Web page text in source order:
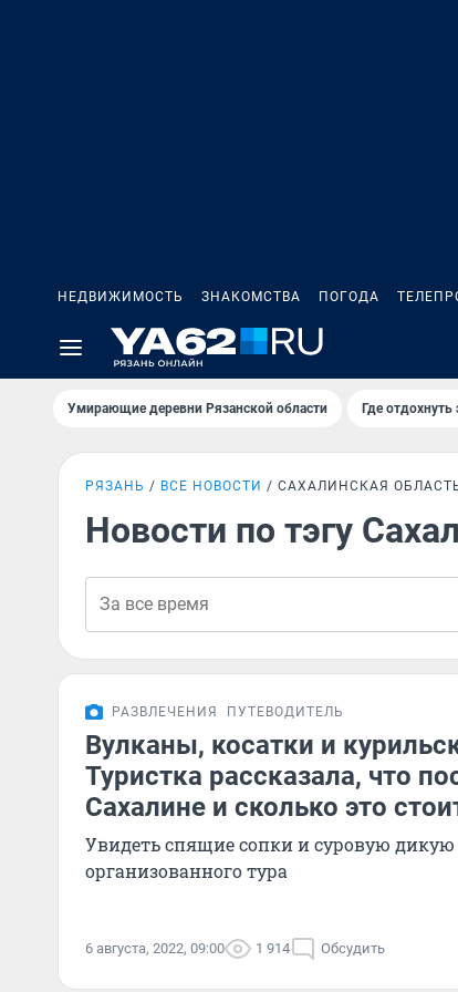
НЕДВИЖИМОСТЬ ЗНАКОМСТВА ПОГОДА
Умирающие деревни Рязанской области Где
РЯЗАНЬ ВСЕ НОВОСТИ САХАЛИНСКАЯ
Новости по тэгу
РАЗВЛЕЧЕНИЯ ПУТЕВОДИТЕЛЬ
Вулканы, косатки и
Туристка рассказала, что
Сахалине и сколько это
Увидеть спящие сопки и суровую
организованного тура
6 августа, 2022, 09:00 1 914 Обсудить